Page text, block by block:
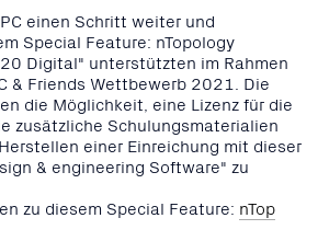
einen Schritt weiter und
Special Feature: nTopology
Digital" unterstützten im Rahmen
& Friends Wettbewerb 2021. Die
die Möglichkeit, eine Lizenz für die
zusätzliche Schulungsmaterialien
einer Einreichung mit dieser
& engineering Software" zu
zu diesem Special Feature: nTop